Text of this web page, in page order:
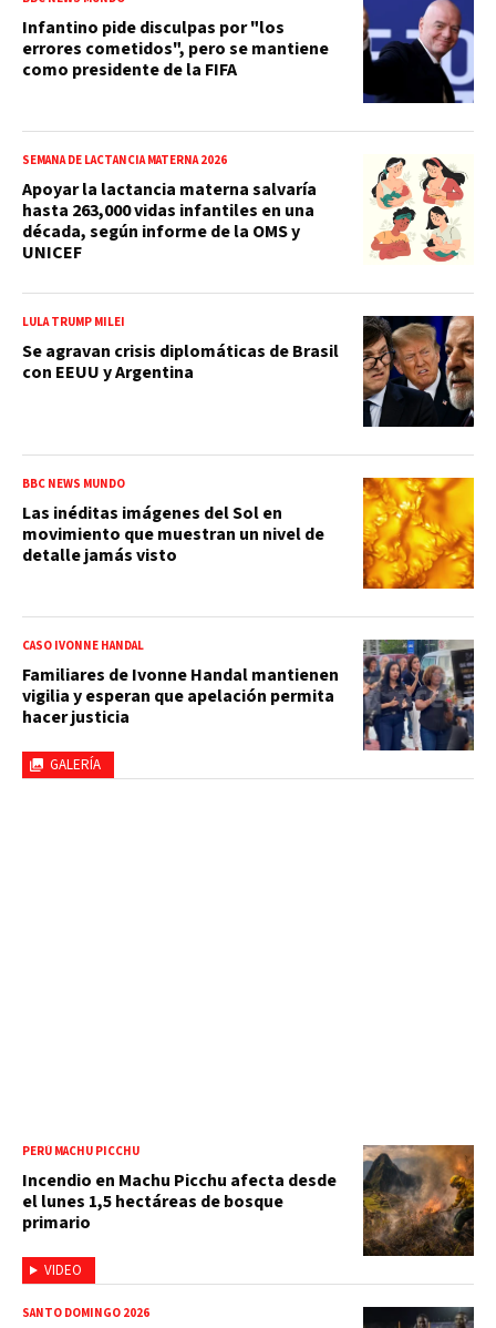
Infantino pide disculpas por "los
errores cometidos", pero se mantiene
como presidente de la FIFA
SEMANA DE LACTANCIA MATERNA 2026
Apoyar la lactancia materna salvaría
hasta 263,000 vidas infantiles en una
década, según informe de la OMS y
UNICEF
LULA TRUMP MILEI
Se agravan crisis diplomáticas de Brasil
con EEUU y Argentina
BBC NEWS MUNDO
Las inéditas imágenes del Sol en
movimiento que muestran un nivel de
detalle jamás visto
GALERÍA
CASO IVONNE HANDAL
Familiares de Ivonne Handal mantienen
vigilia y esperan que apelación permita
hacer justicia
VIDEO
PERÚ MACHU PICCHU
Incendio en Machu Picchu afecta desde
el lunes 1,5 hectáreas de bosque
primario
SANTO DOMINGO 2026